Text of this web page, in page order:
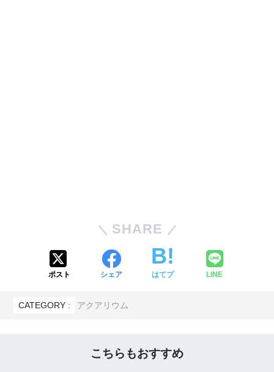
SHARE
ポスト シェア はてブ LINE
CATEGORY : アクアリウム
こちらもおすすめ